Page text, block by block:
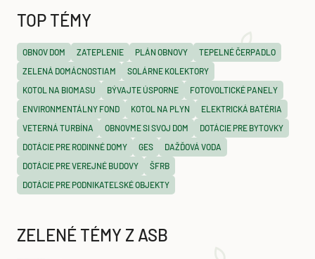
TOP TÉMY
OBNOV DOM ZATEPLENIE PLÁN OBNOVY
TEPELNÉ ČERPADLO
ZELENÁ DOMÁCNOSTIAM
SOLÁRNE KOLEKTORY
KOTOL NA BIOMASU
BÝVAJTE ÚSPORNE
FOTOVOLTICKÉ PANELY
ENVIRONMENTÁLNY FOND
KOTOL NA PLYN
ELEKTRICKÁ BATÉRIA
VETERNÁ TURBÍNA
OBNOVME SI SVOJ DOM
DOTÁCIE PRE BYTOVKY
DOTÁCIE PRE RODINNÉ DOMY
GES
DAŽĎOVÁ VODA
DOTÁCIE PRE VEREJNÉ BUDOVY
ŠFRB
DOTÁCIE PRE PODNIKATEĽSKÉ OBJEKTY
ZELENÉ TÉMY Z ASB